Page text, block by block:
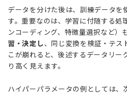
データを分けた後は、訓練データを
す。重要なのは、学習に付随する処
ンコーディング、特徴量選択など）も
習・決定し、同じ変換を検証・テス
こが崩れると、後述するデータリー
り高く見えます。
ハイパーパラメータの例としては、